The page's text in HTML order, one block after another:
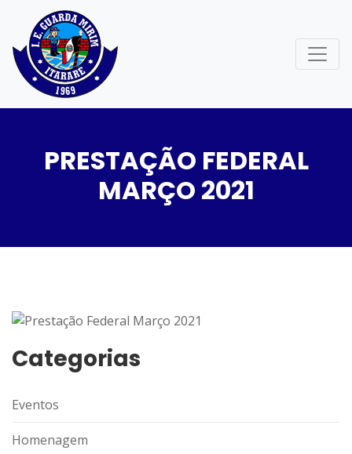
PRESTAÇÃO FEDERAL
MARÇO 2021
Categorias
Eventos
Homenagem